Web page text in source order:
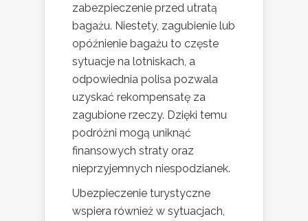
zabezpieczenie przed utratą
bagażu. Niestety, zagubienie lub
opóźnienie bagażu to częste
sytuacje na lotniskach, a
odpowiednia polisa pozwala
uzyskać rekompensatę za
zagubione rzeczy. Dzięki temu
podróżni mogą uniknąć
finansowych straty oraz
nieprzyjemnych niespodzianek.
Ubezpieczenie turystyczne
wspiera również w sytuacjach,